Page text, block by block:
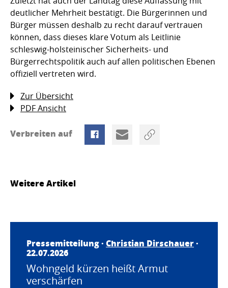
deutlicher Mehrheit bestätigt. Die Bürgerinnen und
Bürger müssen deshalb zu recht darauf vertrauen
können, dass dieses klare Votum als Leitlinie
schleswig-holsteinischer Sicherheits- und
Bürgerrechtspolitik auch auf allen politischen Ebenen
offiziell vertreten wird.
Zur Übersicht
PDF Ansicht
Verbreiten auf
Weitere Artikel
Pressemitteilung · Christian Dirschauer·
22.07.2026
Wohngeld kürzen heißt Armut
verschärfen